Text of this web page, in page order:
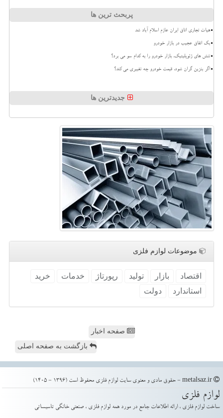
پربحث ترین ها
هیات تجاری اتاق ایران عازم اسلام آباد شد
بک اتفاق عجیب در بازار خودرو
تنش های ژئوپلیتیک، بازار خودرو را به کدام سو می برد؟
اگر بنزین گران شود، قیمت خودرو چه تغییری می کند؟
جدیدترین ها
موضوعات لوازم فلزی
اقتصاد بازار تولید رپورتاژ خدمات
خرید
استاندارد
دولت
صفحه اخبار
بازگشت به صفحه اصلی
لوازم فلزی
ساخت لوازم فلزی ، ارائه اطلاعات جامع در مورد همه لوازم فلزی ، صنعتی خانگی تاسیساتی